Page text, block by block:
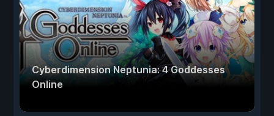
Cyberdimension Neptunia: 4 Goddesses
Online